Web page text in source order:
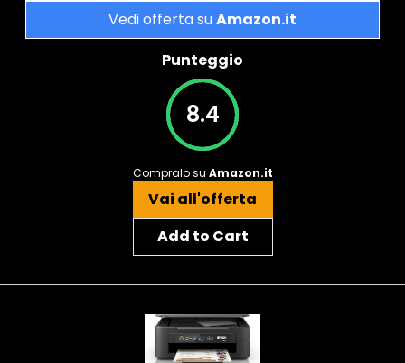
Vedi offerta suAmazon.it
Punteggio
8.4
Compralo su Amazon.it
Vai all'offerta
Add to Cart